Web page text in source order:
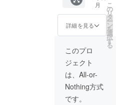
などに
繋がる
ＱＲ
コード
を用意
しても
らうこ
とに
よっ
て、道
行く人
月
詳細を見る
こ
の
リ
タ
ー
ン
を
選
択
す
る
このプロ
ジェクト
は、All-or-
Nothing方式
です。